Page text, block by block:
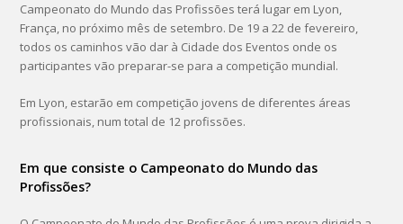
Campeonato do Mundo das Profissões terá lugar em Lyon,
França, no próximo mês de setembro. De 19 a 22 de fevereiro,
todos os caminhos vão dar à Cidade dos Eventos onde os
participantes vão preparar-se para a competição mundial.
Em Lyon, estarão em competição jovens de diferentes áreas
profissionais, num total de 12 profissões.
Em que consiste o Campeonato do Mundo das
Profissões?